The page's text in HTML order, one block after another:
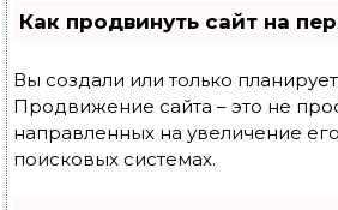
Как продвинуть сайт на
Вы создали или только
Продвижение сайта – это не
направленных на увеличение
поисковых системах.